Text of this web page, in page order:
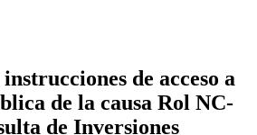
de acceso a
de la causa Rol NC-
de Inversiones